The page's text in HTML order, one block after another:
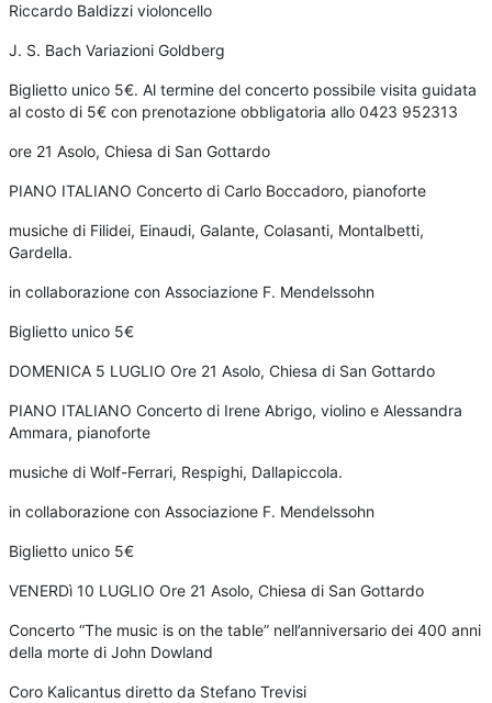
Riccardo Baldizzi violoncello
J. S. Bach Variazioni Goldberg
Biglietto unico 5€. Al termine del concerto possibile visita guidata
al costo di 5€ con prenotazione obbligatoria allo 0423 952313
ore 21 Asolo, Chiesa di San Gottardo
PIANO ITALIANO Concerto di Carlo Boccadoro, pianoforte
musiche di Filidei, Einaudi, Galante, Colasanti, Montalbetti,
Gardella.
in collaborazione con Associazione F. Mendelssohn
Biglietto unico 5€
DOMENICA 5 LUGLIO Ore 21 Asolo, Chiesa di San Gottardo
PIANO ITALIANO Concerto di Irene Abrigo, violino e Alessandra
Ammara, pianoforte
musiche di Wolf-Ferrari, Respighi, Dallapiccola.
in collaborazione con Associazione F. Mendelssohn
Biglietto unico 5€
VENERDì 10 LUGLIO Ore 21 Asolo, Chiesa di San Gottardo
Concerto “The music is on the table” nell’anniversario dei 400 anni
della morte di John Dowland
Coro Kalicantus diretto da Stefano Trevisi